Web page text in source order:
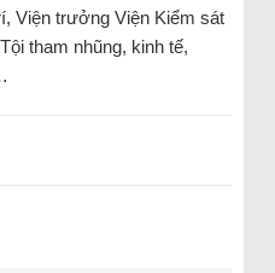
Viện trưởng Viện Kiểm sát
tham nhũng, kinh tế,